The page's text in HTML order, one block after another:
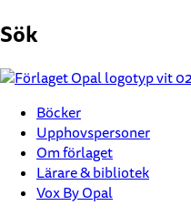
till
Sök
Böcker
Upphovspersoner
Om förlaget
Lärare & bibliotek
Vox By Opal